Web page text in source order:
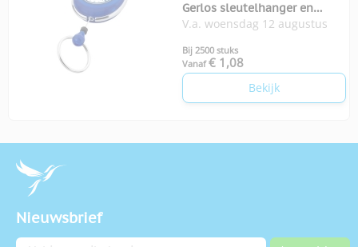
Gerlos sleutelhanger en
rollerclip
V.a. woensdag 12 augustus
Bij 2500 stuks
Vanaf € 1,08
Bekijk
Nieuwsbrief